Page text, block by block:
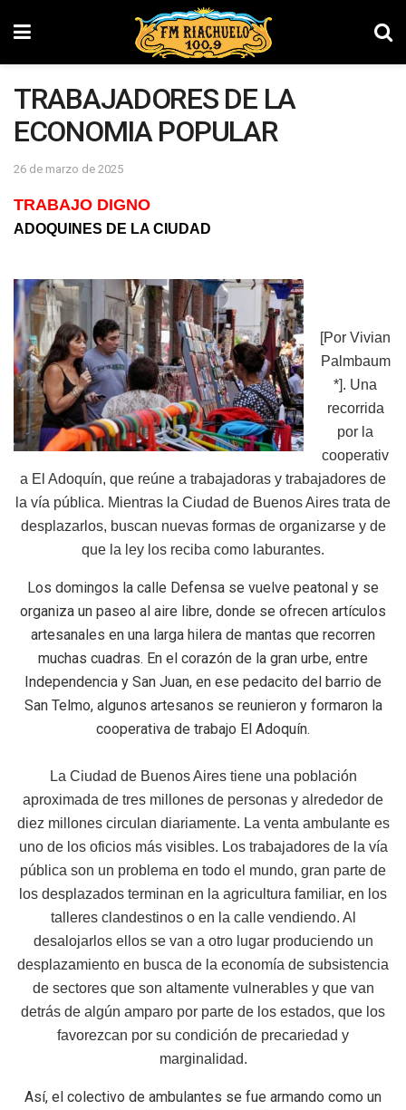
TRABAJADORES DE LA
ECONOMIA POPULAR
26 de marzo de 2025
TRABAJO DIGNO
ADOQUINES DE LA CIUDAD
[Por Vivian
Palmbaum
*]. Una
recorrida
por la
cooperativ
a El Adoquín, que reúne a trabajadoras y trabajadores de
la vía pública. Mientras la Ciudad de Buenos Aires trata de
desplazarlos, buscan nuevas formas de organizarse y de
que la ley los reciba como laburantes.
Los domingos la calle Defensa se vuelve peatonal y se
organiza un paseo al aire libre, donde se ofrecen artículos
artesanales en una larga hilera de mantas que recorren
muchas cuadras. En el corazón de la gran urbe, entre
Independencia y San Juan, en ese pedacito del barrio de
San Telmo, algunos artesanos se reunieron y formaron la
cooperativa de trabajo El Adoquín.
La Ciudad de Buenos Aires tiene una población
aproximada de tres millones de personas y alrededor de
diez millones circulan diariamente. La venta ambulante es
uno de los oficios más visibles. Los trabajadores de la vía
pública son un problema en todo el mundo, gran parte de
los desplazados terminan en la agricultura familiar, en los
talleres clandestinos o en la calle vendiendo. Al
desalojarlos ellos se van a otro lugar produciendo un
desplazamiento en busca de la economía de subsistencia
de sectores que son altamente vulnerables y que van
detrás de algún amparo por parte de los estados, que los
favorezcan por su condición de precariedad y
marginalidad.
Así, el colectivo de ambulantes se fue armando como un